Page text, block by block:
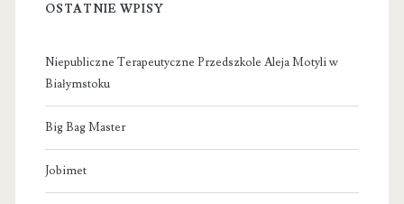
OSTATNIE WPISY
Niepubliczne Terapeutyczne Przedszkole Aleja Motyli w
Białymstoku
Big Bag Master
Jobimet